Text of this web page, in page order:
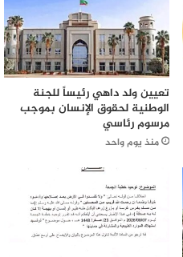
تعيين ولد داهي رئيساً للجنة
الوطنية لحقوق الإنسان بموجب
مرسوم رئاسي
منذ يوم واحد